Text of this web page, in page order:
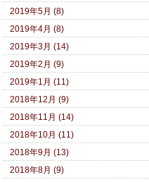
2019年5月 (8)
2019年4月 (8)
2019年3月 (14)
2019年2月 (9)
2019年1月 (11)
2018年12月 (9)
2018年11月 (14)
2018年10月 (11)
2018年9月 (13)
2018年8月 (9)